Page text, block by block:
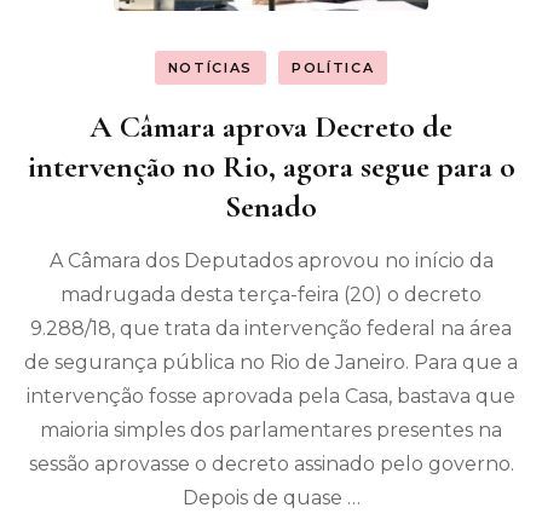
NOTÍCIAS POLÍTICA
A Câmara aprova Decreto de
intervenção no Rio, agora segue para o
Senado
A Câmara dos Deputados aprovou no início da
madrugada desta terça-feira (20) o decreto
9.288/18, que trata da intervenção federal na área
de segurança pública no Rio de Janeiro. Para que a
intervenção fosse aprovada pela Casa, bastava que
maioria simples dos parlamentares presentes na
sessão aprovasse o decreto assinado pelo governo.
Depois de quase …